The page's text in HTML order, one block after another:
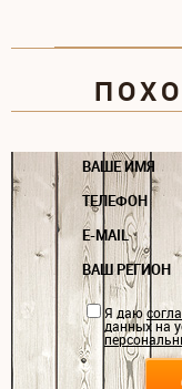
ВАШЕ ИМЯ
ТЕЛЕФОН
E-MAIL
ВАШ РЕГИОН
Я даю
данных на